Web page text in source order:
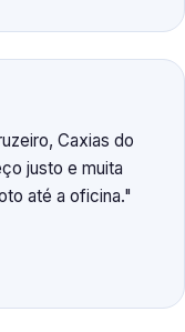
Caxias do
justo e muita
até a oficina.